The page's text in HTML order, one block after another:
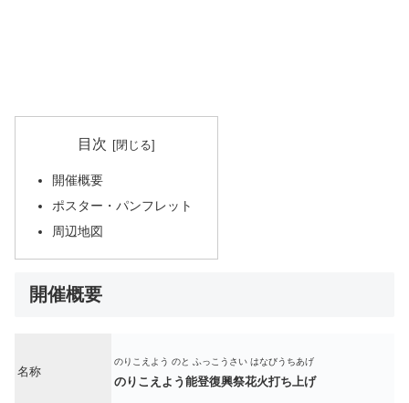
目次
開催概要
ポスター・パンフレット
周辺地図
開催概要
名称
のりこえよう のと ふっこうさい はなびうちあげ
のりこえよう能登復興祭花火打ち上げ